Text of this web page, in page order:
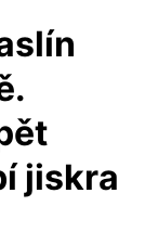
jiskra